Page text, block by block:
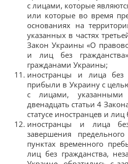
с лицами, которые
или которые во время
основаниях на
указанных в частях
Закон Украины «О
и лиц без
гражданами Украины;
иностранцы и лица без
прибыли в Украину с
с лицами,
двенадцать статьи 4
статусе иностранцев и лиц
иностранцы и лица
завершения
пунктах временного
лиц без гражданства,